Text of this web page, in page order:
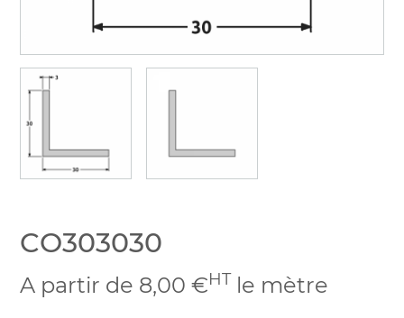
CO303030
A partir de 8,00 €HT le mètre